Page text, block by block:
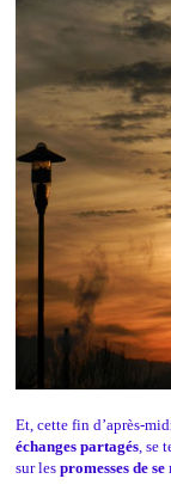
Et, cette fin d’après-
échanges partagés, se
sur les promesses de